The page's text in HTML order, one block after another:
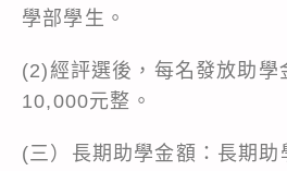
學部學生。
(2)經評選後，每名發放助學
10,000元整。
(三）長期助學金額：長期助